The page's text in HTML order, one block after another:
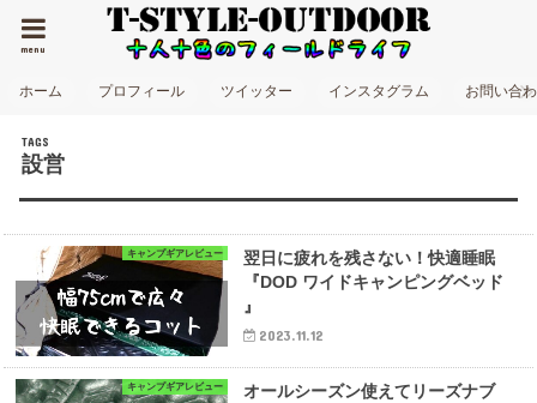
menu
ホーム プロフィール ツイッター インスタグラム お問い合
設営
キャンプギアレビュー
翌日に疲れを残さない！快適睡眠
『DOD ワイドキャンピングベッド
』
2023.11.12
キャンプギアレビュー
オールシーズン使えてリーズナブ